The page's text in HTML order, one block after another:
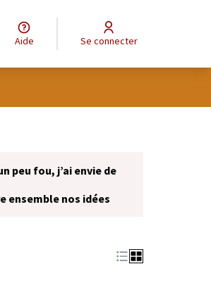
Aide Se connecter
peu fou, j’ai envie de
ensemble nos idées